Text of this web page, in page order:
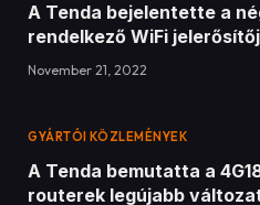
A Tenda bejelentette a
rendelkező WiFi
November 21, 2022
GYÁRTÓI KÖZLEMÉNYEK
A Tenda bemutatta a
routerek legújabb